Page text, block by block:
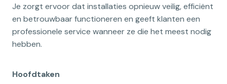
Je zorgt ervoor dat installaties opnieuw veilig, efficiënt
en betrouwbaar functioneren en geeft klanten een
professionele service wanneer ze die het meest nodig
hebben.
Hoofdtaken